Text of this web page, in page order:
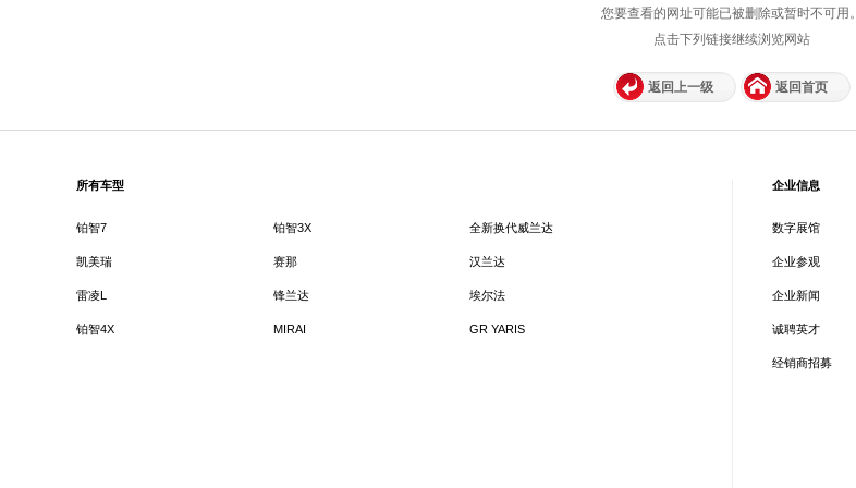
您要查看的网址可能已被删除或暂时不可用。
点击下列链接继续浏览网站
返回上一级 返回首页
所有车型
铂智7 铂智3X 全新换代威兰达
凯美瑞 赛那 汉兰达
雷凌L 锋兰达 埃尔法
铂智4X MIRAI GR YARIS
企业信息
数字展馆
企业参观
企业新闻
诚聘英才
经销商招募